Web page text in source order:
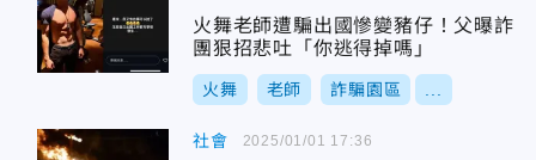
火舞老師遭騙出國慘變豬仔！父曝詐
團狠招悲吐「你逃得掉嗎」
火舞 老師 詐騙園區
社會 2025/01/01 17:36